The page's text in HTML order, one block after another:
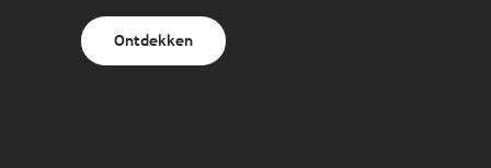
Ontdekken